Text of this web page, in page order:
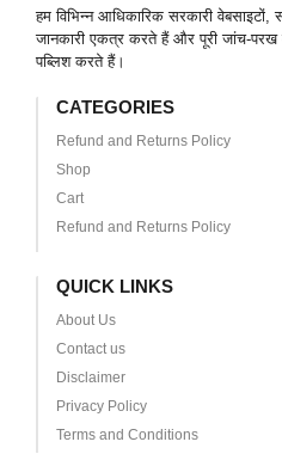
हम विभिन्न आधिकारिक सरकारी वेबसाइटों,
जानकारी एकत्र करते हैं और पूरी जांच-परख
पब्लिश करते हैं।
CATEGORIES
Refund and Returns Policy
Shop
Cart
Refund and Returns Policy
QUICK LINKS
About Us
Contact us
Disclaimer
Privacy Policy
Terms and Conditions